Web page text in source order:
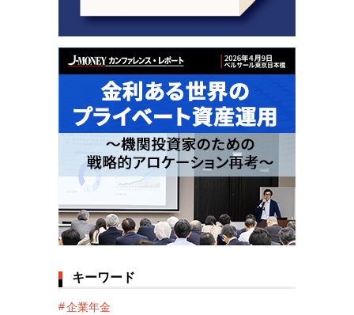
キーワード
企業年金